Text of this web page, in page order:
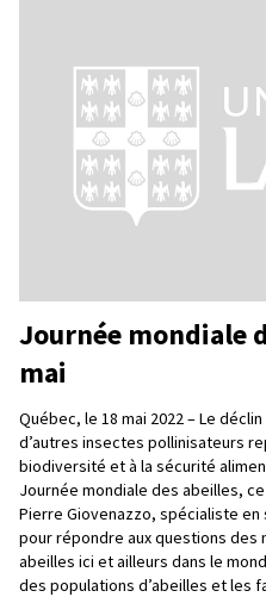
Journée mondiale
mai
Québec, le 18 mai 2022 – Le
d’autres insectes pollinisateurs
biodiversité et à la sécurité
Journée mondiale des abeilles,
Pierre Giovenazzo, spécialiste
pour répondre aux questions des
abeilles ici et ailleurs dans le
des populations d’abeilles et les